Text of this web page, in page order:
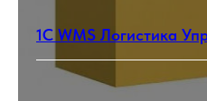
1С WMS Логистика